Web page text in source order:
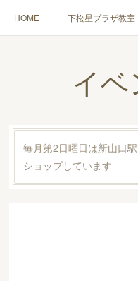
HOME 下松星プラザ教室
花の出張講師
イベ
毎月第2日曜日は新山口
ショップしています